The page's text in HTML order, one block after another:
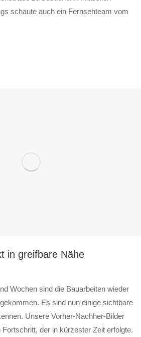
schaute auch ein Fernseh­team vom
in greifbare Nähe
Wochen sind die Bau­arbeiten wieder
Es sind nun einige sicht­bare
Unsere Vor­her-Nach­her-Bilder
der in kürzester Zeit er­folgte.